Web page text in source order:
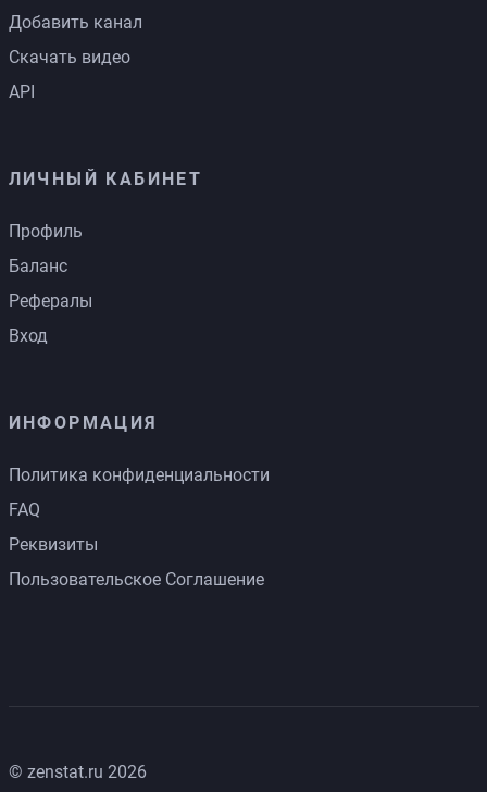
Добавить канал
Скачать видео
API
ЛИЧНЫЙ КАБИНЕТ
Профиль
Баланс
Рефералы
Вход
ИНФОРМАЦИЯ
Политика конфиденциальности
FAQ
Реквизиты
Пользовательское Соглашение
© zenstat.ru 2026